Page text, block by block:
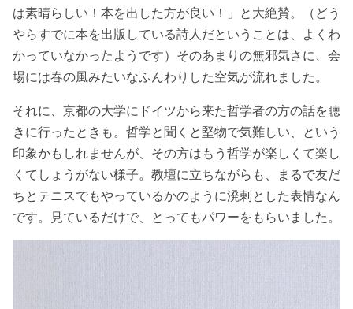
は素晴らしい！本を出した方が良い！」と大絶賛。（どう
やらすでに本を出版している詩人だということは、よくわ
かっていなかったようです）そのあまりの無邪気さに、会
場には春の風みたいなふんわりした空気が流れました。
それに、京都の大学にドイツから来た哲学者の方の話を聴
きに行ったときも。哲学と聞くと堅物で気難しい、という
印象かもしれませんが、その方はもう哲学が楽しくて楽し
くてしょうがない様子。教壇に立ちながらも、まるで友だ
ちとテニスでもやっているかのように溌剌とした表情なん
です。見ているだけで、とってもパワーをもらいました。